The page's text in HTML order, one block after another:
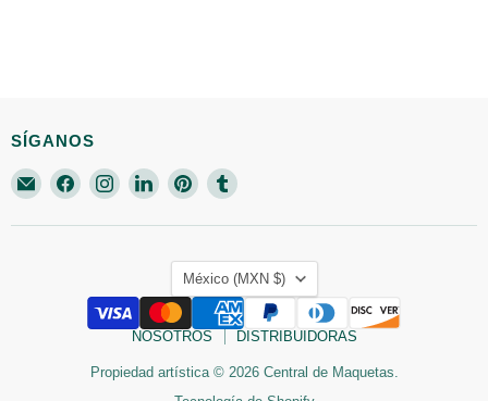
SÍGANOS
Encuéntrenos
Correo
Encuéntrenos
Facebook
Encuéntrenos
Instagram
Encuéntrenos
LinkedIn
Encuéntrenos
Pinterest
Encuéntrenos
Tumblr
PAÍS
México (MXN $)
NOSOTROS DISTRIBUIDORAS
Propiedad artística © 2026 Central de Maquetas.